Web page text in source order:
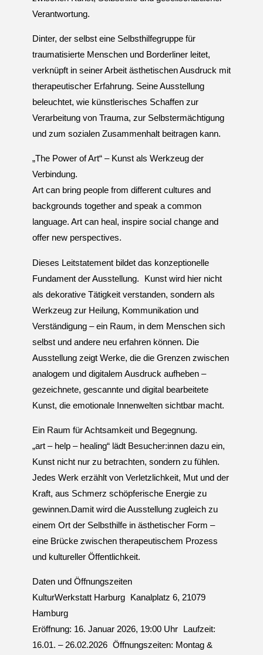
Verantwortung.
Dinter, der selbst eine Selbsthilfegruppe für
traumatisierte Menschen und Borderliner leitet,
verknüpft in seiner Arbeit ästhetischen Ausdruck mit
therapeutischer Erfahrung. Seine Ausstellung
beleuchtet, wie künstlerisches Schaffen zur
Verarbeitung von Trauma, zur Selbstermächtigung
und zum sozialen Zusammenhalt beitragen kann.
„The Power of Art“ – Kunst als Werkzeug der
Verbindung.
Art can bring people from different cultures and
backgrounds together and speak a common
language. Art can heal, inspire social change and
offer new perspectives.
Dieses Leitstatement bildet das konzeptionelle
Fundament der Ausstellung. Kunst wird hier nicht
als dekorative Tätigkeit verstanden, sondern als
Werkzeug zur Heilung, Kommunikation und
Verständigung – ein Raum, in dem Menschen sich
selbst und andere neu erfahren können. Die
Ausstellung zeigt Werke, die die Grenzen zwischen
analogem und digitalem Ausdruck aufheben –
gezeichnete, gescannte und digital bearbeitete
Kunst, die emotionale Innenwelten sichtbar macht.
Ein Raum für Achtsamkeit und Begegnung.
„art – help – healing“ lädt Besucher:innen dazu ein,
Kunst nicht nur zu betrachten, sondern zu fühlen.
Jedes Werk erzählt von Verletzlichkeit, Mut und der
Kraft, aus Schmerz schöpferische Energie zu
gewinnen.Damit wird die Ausstellung zugleich zu
einem Ort der Selbsthilfe in ästhetischer Form –
eine Brücke zwischen therapeutischem Prozess
und kultureller Öffentlichkeit.
Daten und Öffnungszeiten
KulturWerkstatt Harburg Kanalplatz 6, 21079
Hamburg
Eröffnung: 16. Januar 2026, 19:00 Uhr Laufzeit:
16.01. – 26.02.2026 Öffnungszeiten: Montag &